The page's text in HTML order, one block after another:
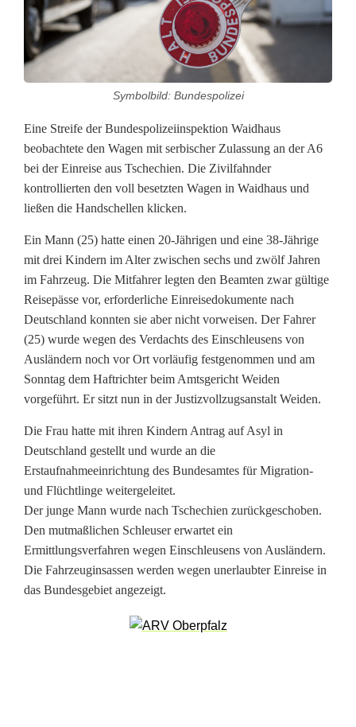
e
s
p
l
i
z
i
W
a
i
d
h
a
u
s
f
a
s
Symbolbild: Bundespolizei
Eine Streife der Bundespolizeiinspektion Waidhaus
beobachtete den Wagen mit serbischer Zulassung an der A6
bei der Einreise aus Tschechien. Die Zivilfahnder
kontrollierten den voll besetzten Wagen in Waidhaus und
ließen die Handschellen klicken.
Ein Mann (25) hatte einen 20-Jährigen und eine 38-Jährige
mit drei Kindern im Alter zwischen sechs und zwölf Jahren
im Fahrzeug. Die Mitfahrer legten den Beamten zwar gültige
Reisepässe vor, erforderliche Einreisedokumente nach
Deutschland konnten sie aber nicht vorweisen. Der Fahrer
(25) wurde wegen des Verdachts des Einschleusens von
Ausländern noch vor Ort vorläufig festgenommen und am
Sonntag dem Haftrichter beim Amtsgericht Weiden
vorgeführt. Er sitzt nun in der Justizvollzugsanstalt Weiden.
Die Frau hatte mit ihren Kindern Antrag auf Asyl in
Deutschland gestellt und wurde an die
Erstaufnahmeeinrichtung des Bundesamtes für Migration-
und Flüchtlinge weitergeleitet.
Der junge Mann wurde nach Tschechien zurückgeschoben.
Den mutmaßlichen Schleuser erwartet ein
Ermittlungsverfahren wegen Einschleusens von Ausländern.
Die Fahrzeuginsassen werden wegen unerlaubter Einreise in
das Bundesgebiet angezeigt.